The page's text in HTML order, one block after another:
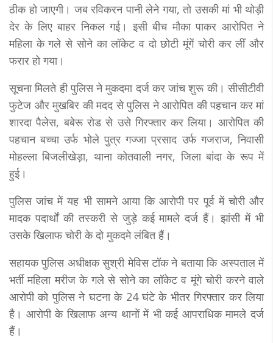
ठीक हो जाएगी। जब रविकरन पानी लेने गया, तो उसकी मां भी थोड़ी
देर के लिए बाहर निकल गई। इसी बीच मौका पाकर आरोपित ने
महिला के गले से सोने का लॉकेट व दो छोटी मूंगें चोरी कर लीं और
फरार हो गया।
सूचना मिलते ही पुलिस ने मुकदमा दर्ज कर जांच शुरू की। सीसीटीवी
फुटेज और मुखबिर की मदद से पुलिस ने आरोपित की पहचान कर मां
शारदा पैलेस, बबेरू रोड से उसे गिरफ्तार कर लिया। आरोपित की
पहचान बच्चा उर्फ भोले पुत्र गज्जा प्रसाद उर्फ गजराज, निवासी
मोहल्ला बिजलीखेड़ा, थाना कोतवाली नगर, जिला बांदा के रूप में
हुई।
पुलिस जांच में यह भी सामने आया कि आरोपी पर पूर्व में चोरी और
मादक पदार्थों की तस्करी से जुड़े कई मामले दर्ज हैं। झांसी में भी
उसके खिलाफ चोरी के दो मुकदमे लंबित हैं।
सहायक पुलिस अधीक्षक सुश्री मेविस टॉक ने बताया कि अस्पताल में
भर्ती महिला मरीज के गले से सोने का लॉकेट व मूंगे चोरी करने वाले
आरोपी को पुलिस ने घटना के 24 घंटे के भीतर गिरफ्तार कर लिया
है। आरोपी के खिलाफ अन्य थानों में भी कई आपराधिक मामले दर्ज
हैं।